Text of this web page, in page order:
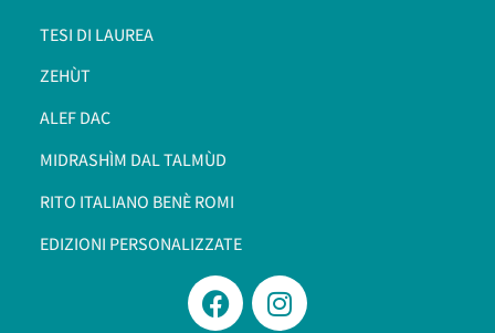
TESI DI LAUREA
ZEHÙT
ALEF DAC
MIDRASHÌM DAL TALMÙD
RITO ITALIANO BENÈ ROMI​
EDIZIONI PERSONALIZZATE